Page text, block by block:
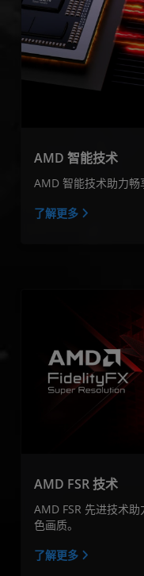
AMD 智能技术
AMD 智能技术助力畅
了解更多
AMD FSR 技术
AMD FSR 先进技术
色画质。
了解更多